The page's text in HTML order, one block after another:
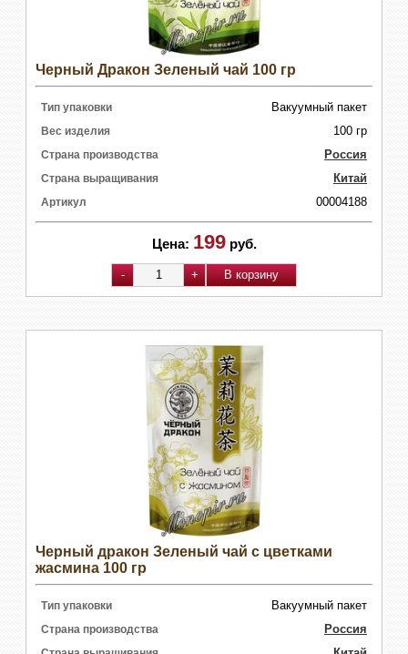
Черный Дракон Зеленый чай 100 гр
Тип упаковки Вакуумный пакет
Вес изделия 100 гр
Страна производства Россия
Страна выращивания Китай
Артикул 00004188
Цена: 199 руб.
Черный дракон Зеленый чай с цветками
жасмина 100 гр
Тип упаковки Вакуумный пакет
Страна производства Россия